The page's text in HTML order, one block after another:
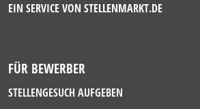
EIN SERVICE VON STELLENMARKT.DE
FÜR BEWERBER
STELLENGESUCH AUFGEBEN